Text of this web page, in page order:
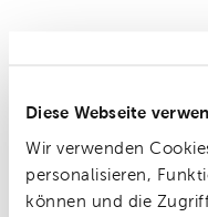
Diese Webseite
Wir verwenden
personalisieren,
können und die